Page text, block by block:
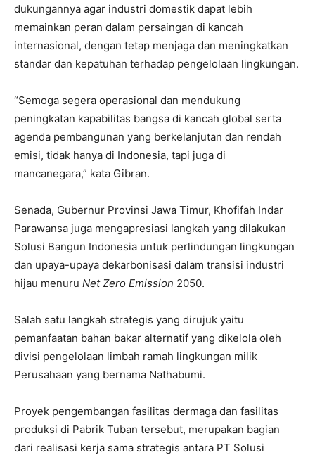
dukungannya agar industri domestik dapat lebih
memainkan peran dalam persaingan di kancah
internasional, dengan tetap menjaga dan meningkatkan
standar dan kepatuhan terhadap pengelolaan lingkungan.
“Semoga segera operasional dan mendukung
peningkatan kapabilitas bangsa di kancah global serta
agenda pembangunan yang berkelanjutan dan rendah
emisi, tidak hanya di Indonesia, tapi juga di
mancanegara,” kata Gibran.
Senada, Gubernur Provinsi Jawa Timur, Khofifah Indar
Parawansa juga mengapresiasi langkah yang dilakukan
Solusi Bangun Indonesia untuk perlindungan lingkungan
dan upaya-upaya dekarbonisasi dalam transisi industri
hijau menuru Net Zero Emission 2050.
Salah satu langkah strategis yang dirujuk yaitu
pemanfaatan bahan bakar alternatif yang dikelola oleh
divisi pengelolaan limbah ramah lingkungan milik
Perusahaan yang bernama Nathabumi.
Proyek pengembangan fasilitas dermaga dan fasilitas
produksi di Pabrik Tuban tersebut, merupakan bagian
dari realisasi kerja sama strategis antara PT Solusi